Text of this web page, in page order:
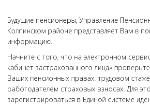
Будущие пенсионеры, Управление
Колпинском районе представляет Вам в
информацию.
Начните с того, что на электронном
кабинет застрахованного лица»
Ваших пенсионных правах: трудовом
работодателем страховых взносах. Для
зарегистрироваться в Единой системе